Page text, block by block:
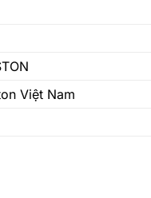
Việt Nam